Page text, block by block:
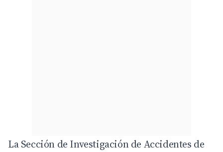
La Sección de Investigación de Accidentes de